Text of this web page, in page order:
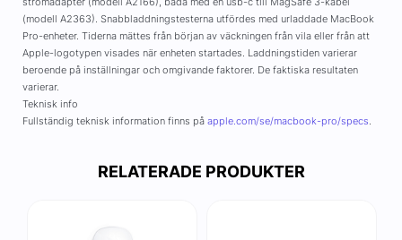
(modell A2363). Snabbladdningstesterna utfördes med urladdade MacBook
Pro-enheter. Tiderna mättes från början av väckningen från vila eller från att
Apple-logotypen visades när enheten startades. Laddningstiden varierar
beroende på inställningar och omgivande faktorer. De faktiska resultaten
varierar.
Teknisk info
Fullständig teknisk information finns på apple.com/se/macbook-pro/specs.
RELATERADE PRODUKTER